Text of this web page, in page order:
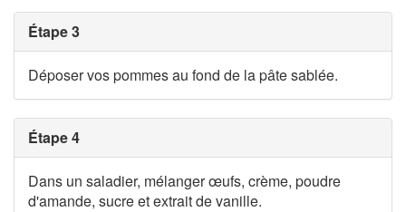
Étape 3
Déposer vos pommes au fond de la pâte sablée.
Étape 4
Dans un saladier, mélanger œufs, crème, poudre
d'amande, sucre et extrait de vanille.